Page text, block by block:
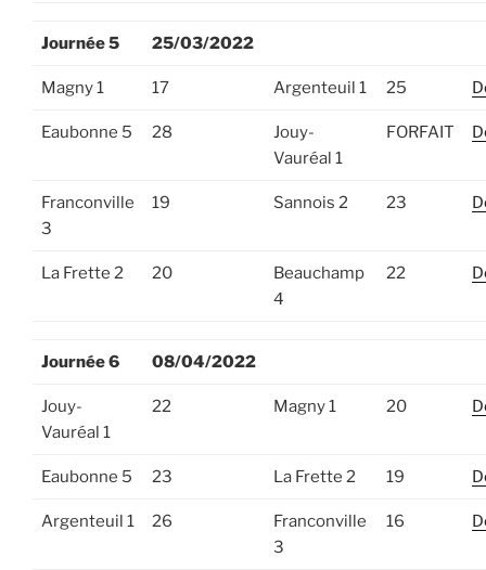
Journée 5 25/03/2022
Magny 1 17 Argenteuil 1 25
Eaubonne 5 28
Jouy-
Vauréal 1
FORFAIT
Franconville
3
19 Sannois 2 23
La Frette 2 20
Beauchamp
4
22
Journée 6 08/04/2022
Jouy-
Vauréal 1
22 Magny 1 20
Eaubonne 5 23 La Frette 2 19
Argenteuil 1 26
Franconville
3
16